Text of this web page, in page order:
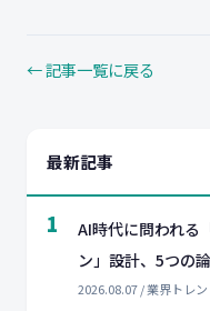
← 記事一覧に戻る
最新記事
1
AI時代に問われる
ン」設計、5つの
2026.08.07 / 業界トレン